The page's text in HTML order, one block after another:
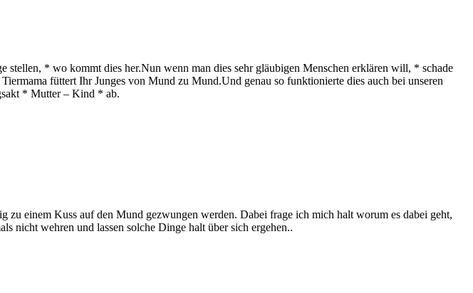
* wo kommt dies her.Nun wenn man dies sehr gläubigen Menschen erklären will, * schade
füttert Ihr Junges von Mund zu Mund.Und genau so funktionierte dies auch bei unseren
* Mutter – Kind * ab.
einem Kuss auf den Mund gezwungen werden. Dabei frage ich mich halt worum es dabei geht,
nicht wehren und lassen solche Dinge halt über sich ergehen..